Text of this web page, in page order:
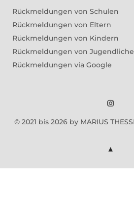
Rückmeldungen von Schulen
Rückmeldungen von Eltern
Rückmeldungen von Kindern
Rückmeldungen von
Rückmeldungen via Google
Marius
Instagram
© 2021 bis 2026 by MARIUS